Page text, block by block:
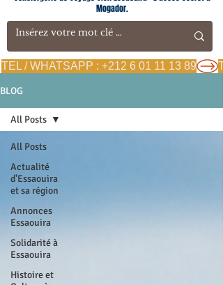
TEL / WHATSAPP : +212 6 01 11 13 89
Mogador.
BLOG
All Posts
Actualité
d'Essaouira
et sa région
Annonces
Essaouira
Solidarité à
Essaouira
Histoire et
All Posts